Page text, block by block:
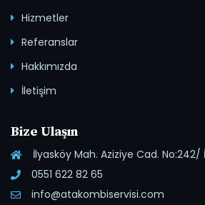
Hizmetler
Referanslar
Hakkımızda
İletişim
Bize Ulaşın
İlyasköy Mah. Aziziye Cad. No:242/
0551 622 82 65
info@atakombiservisi.com